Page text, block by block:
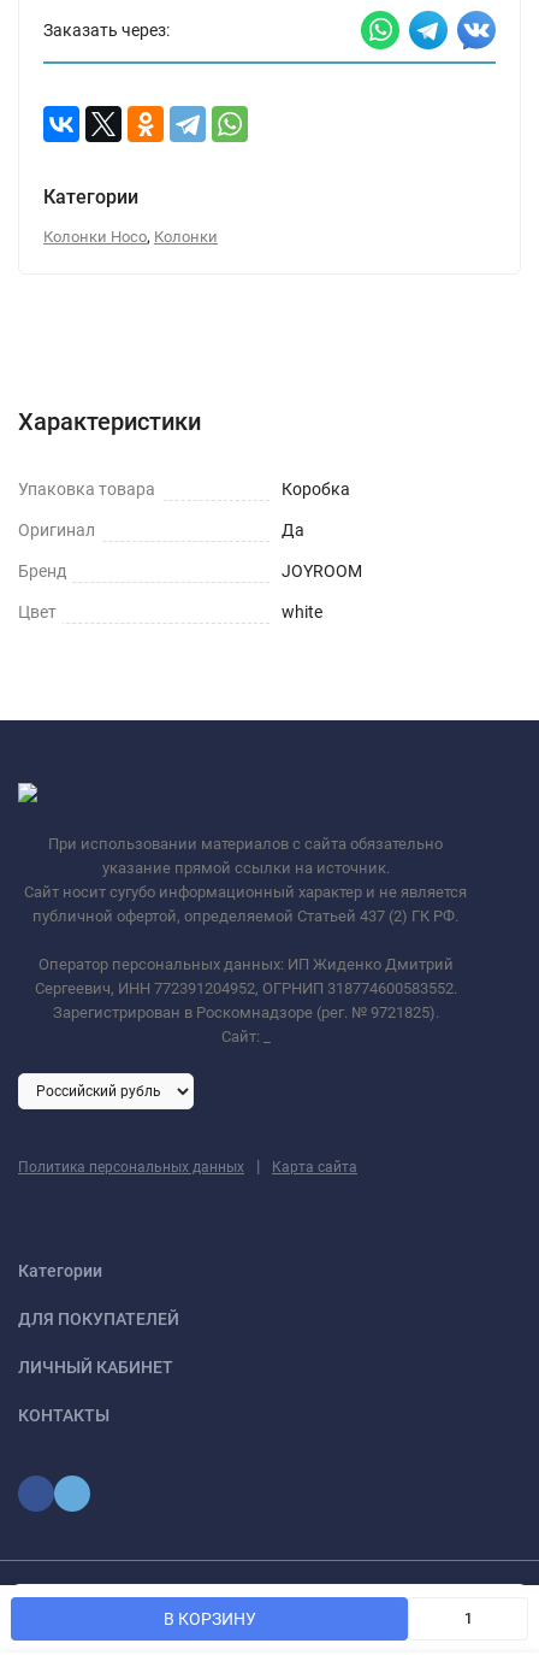
В КОРЗИНУ
Заказать через:
Категории
Колонки Hoco, Колонки
Характеристики
Упаковка товара Коробка
Оригинал Да
Бренд JOYROOM
Цвет white
При использовании материалов с сайта обязательно
указание прямой ссылки на источник.
Сайт носит сугубо информационный характер и не является
публичной офертой, определяемой Статьей 437 (2) ГК РФ.
Оператор персональных данных: ИП Жиденко Дмитрий
Сергеевич, ИНН 772391204952, ОГРНИП 318774600583552.
Зарегистрирован в Роскомнадзоре (рег. № 9721825).
Сайт:
Политика персональных данных | Карта сайта
Категории
ДЛЯ ПОКУПАТЕЛЕЙ
ЛИЧНЫЙ КАБИНЕТ
КОНТАКТЫ